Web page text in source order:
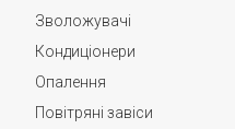
Зволожувачі
Кондиціонери
Опалення
Повітряні завіси